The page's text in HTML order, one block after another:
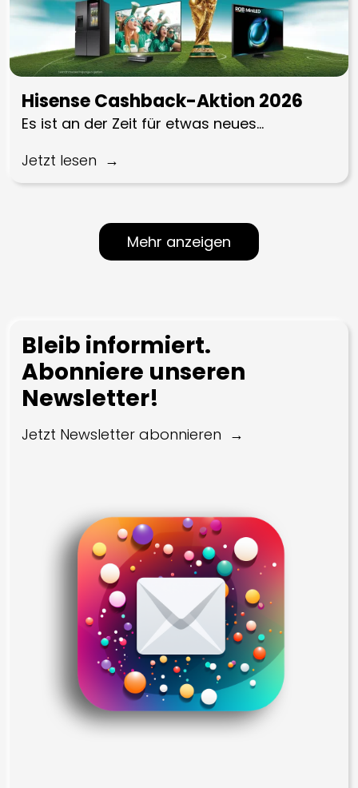
Hisense Cashback-Aktion 2026
Es ist an der Zeit für etwas neues…
Jetzt lesen
Mehr anzeigen
Bleib informiert.
Abonniere unseren
Newsletter!
Jetzt Newsletter abonnieren